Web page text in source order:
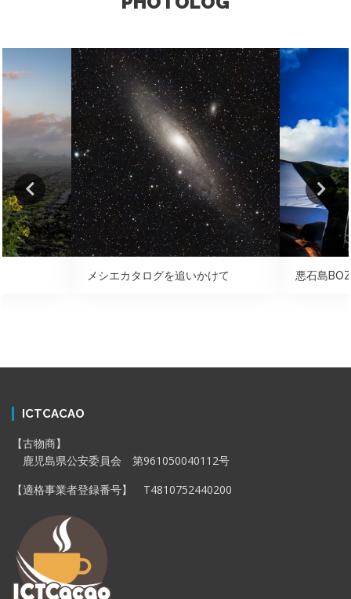
メシエカタログを追いかけて 悪石島
ICTCACAO
【古物商】
鹿児島県公安委員会 第961050040112号
【適格事業者登録番号】 T4810752440200